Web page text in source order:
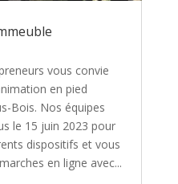
vous convie
en pied
Bois. Nos équipes
le 15 juin 2023 pour
dispositifs et vous
en ligne avec...